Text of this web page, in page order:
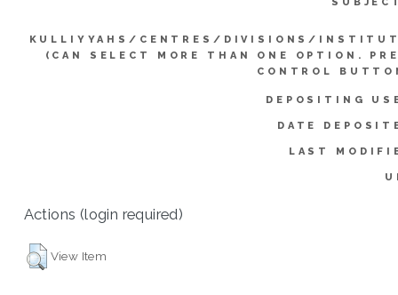
KULLIYYAHS/CENTRES/DIVISIONS/
(CAN SELECT MORE THAN ONE OPTION.
CONTROL
DEPOSITING
DATE
LAST
Actions (login required)
View Item